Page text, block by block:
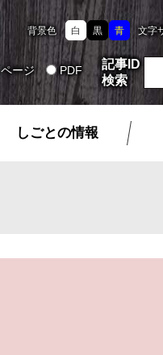
背景色 白 黒 青 文字
ページ PDF
記事ID
検索
しごとの情報